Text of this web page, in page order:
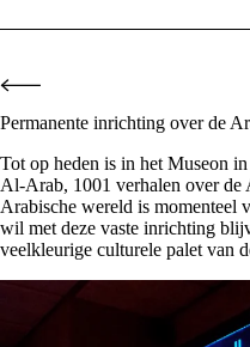
Permanente inrichting over de
Tot op heden is in het Museon
Al-Arab, 1001 verhalen over de
Arabische wereld is momenteel
wil met deze vaste inrichting
veelkleurige culturele palet van